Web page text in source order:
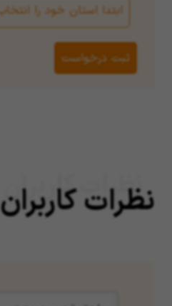
نظرات کاربران
نظرات کاربران